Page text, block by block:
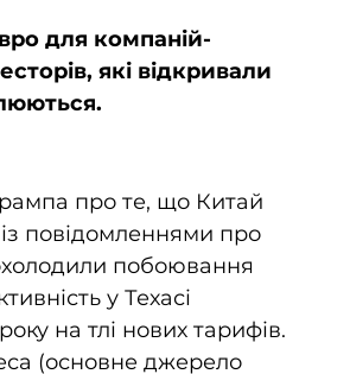
для компаній-
які відкривали
про те, що Китай
повідомленнями про
побоювання
у Техасі
на тлі нових тарифів.
(основне джерело